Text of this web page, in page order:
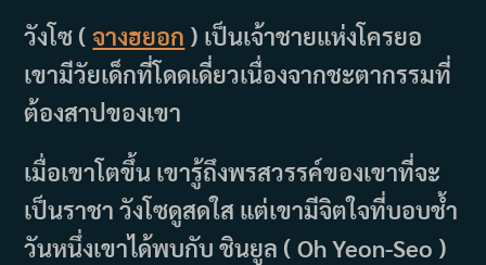
วังโซ (จางฮยอก ) เป็นเจ้าชายแห่งโครยอ
เขามีวัยเด็กที่โดดเดี่ยวเนื่องจากชะตากรรมที่
ต้องสาปของเขา
เมื่อเขาโตขึ้น เขารู้ถึงพรสวรรค์ของเขาที่จะ
เป็นราชา วังโซดูสดใส แต่เขามีจิตใจที่บอบช้ำ
วันหนึ่งเขาได้พบกับ ชินยูล ( Oh Yeon-Seo )